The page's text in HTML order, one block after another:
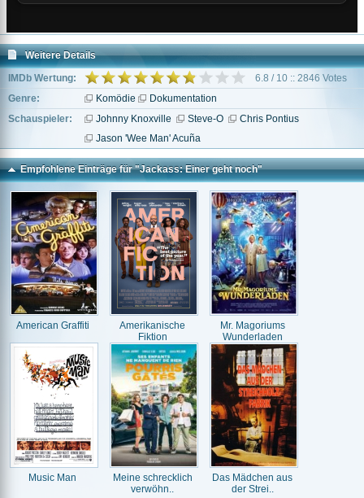
Weitere Details
IMDb Wertung:
6.8 / 10 :: 2846 Votes
Genre:
Komödie
Dokumentation
Schauspieler:
Johnny Knoxville Steve-O
Chris Pontius
Jason 'Wee Man' Acuña
Empfohlene Einträge für "Jackass: Einer geht noch"
American Graffiti
Amerikanische
Fiktion
Mr. Magoriums
Wunderladen
Music Man
Meine schrecklich
verwöhn..
Das Mädchen aus
der Strei..